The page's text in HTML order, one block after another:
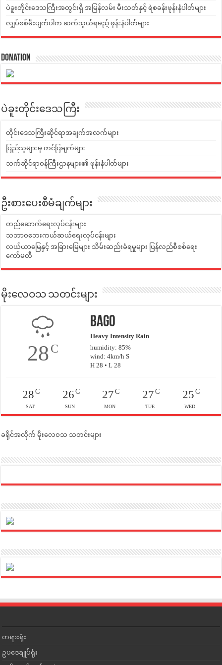
ပဲခူးတိုင်းဒေသကြီးအတွင်းရှိ အမြန်လမ်း မီးသတ်နှင့် ရဲစခန်းဖုန်းနံပါတ်များ
လျှပ်စစ်မီးပျက်ပါက ဆက်သွယ်ရမည့် ဖုန်းနံပါတ်များ
Donation
ပဲခူးတိုင်းဒေသကြီး
တိုင်းဒေသကြီးဆိုင်ရာအချက်အလက်များ
ပြည်သူများမှ တင်ပြချက်များ
သက်ဆိုင်ရာဝန်ကြီးဌာနများ၏ ဖုန်းနံပါတ်များ
ဦးစားပေးစီမံချက်များ
တည်ဆောက်ရေးလုပ်ငန်းများ
သဘာဝဘေးကယ်ဆယ်ရေးလုပ်ငန်းများ
လယ်ယာမြေနှင့် အခြားမြေများ သိမ်းဆည်းခံရမှုများ ပြန်လည်စီစစ်ရေး
ကော်မတီ
မိုးလေဝသ သတင်းများ
28C
Bago
Heavy Intensity Rain
humidity: 85%
wind: 4km/h S
H 28 • L 28
28C
SAT
26C
SUN
27 C
MON
27C
TUE
25C
WED
ခရိုင်အလိုက် မိုးလေဝသ သတင်းများ
တရားရုံး
ဥပဒေချုပ်ရုံး